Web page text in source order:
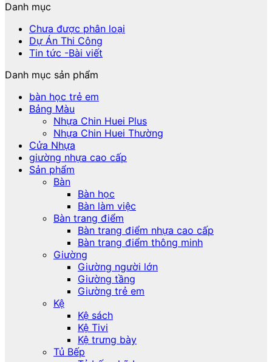
Danh mục
Chưa được phân loại
Dự Án Thi Công
Tin tức -Bài viết
Danh mục sản phẩm
bàn học trẻ em
Bảng Màu
Nhựa Chin Huei Plus
Nhựa Chin Huei Thường
Cửa Nhựa
giường nhựa cao cấp
Sản phẩm
Bàn
Bàn học
Bàn làm việc
Bàn trang điểm
Bàn trang điểm nhựa cao cấp
Bàn trang điểm thông minh
Giường
Giường người lớn
Giường tầng
Giường trẻ em
Kệ
Kệ sách
Kệ Tivi
Kệ trưng bày
Tủ Bếp